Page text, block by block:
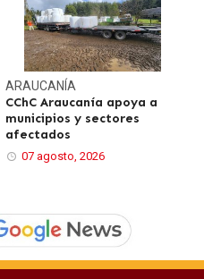
ARAUCANÍA
CChC Araucanía apoya a
municipios y sectores
afectados
07 agosto, 2026